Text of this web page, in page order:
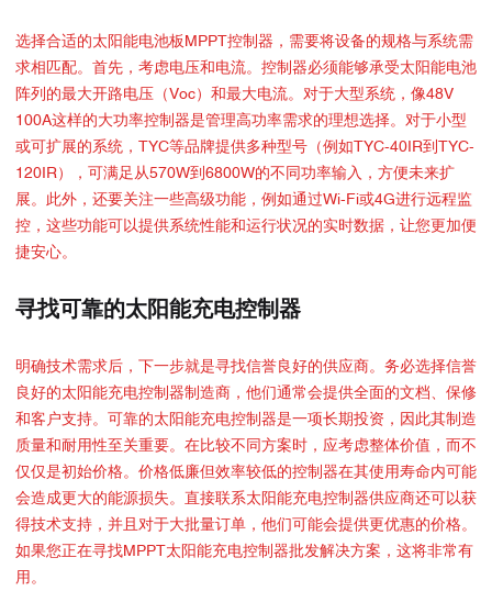
选择合适的太阳能电池板MPPT控制器，需要将设备的规格与系统需
求相匹配。首先，考虑电压和电流。控制器必须能够承受太阳能电池
阵列的最大开路电压（Voc）和最大电流。对于大型系统，像48V
100A这样的大功率控制器是管理高功率需求的理想选择。对于小型
或可扩展的系统，TYC等品牌提供多种型号（例如TYC-40IR到TYC-
120IR），可满足从570W到6800W的不同功率输入，方便未来扩
展。此外，还要关注一些高级功能，例如通过Wi-Fi或4G进行远程监
控，这些功能可以提供系统性能和运行状况的实时数据，让您更加便
捷安心。
寻找可靠的太阳能充电控制器
明确技术需求后，下一步就是寻找信誉良好的供应商。务必选择信誉
良好的太阳能充电控制器制造商，他们通常会提供全面的文档、保修
和客户支持。可靠的太阳能充电控制器是一项长期投资，因此其制造
质量和耐用性至关重要。在比较不同方案时，应考虑整体价值，而不
仅仅是初始价格。价格低廉但效率较低的控制器在其使用寿命内可能
会造成更大的能源损失。直接联系太阳能充电控制器供应商还可以获
得技术支持，并且对于大批量订单，他们可能会提供更优惠的价格。
如果您正在寻找MPPT太阳能充电控制器批发解决方案，这将非常有
用。